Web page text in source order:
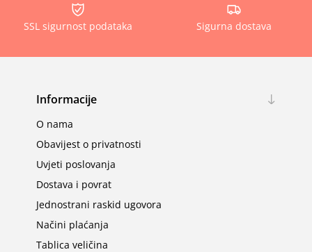
SSL sigurnost podataka Sigurna dostava
Informacije
O nama
Obavijest o privatnosti
Uvjeti poslovanja
Dostava i povrat
Jednostrani raskid ugovora
Načini plaćanja
Tablica veličina